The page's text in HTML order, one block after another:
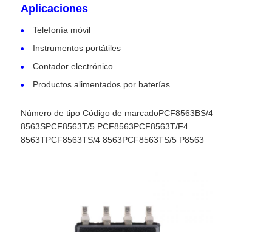
Casos de trabajo
Array de puertas programables de campo FPGA
Unidad del microcontrolador de MCU
Sistema SOC en el chip
Aplicaciones
Telefonía móvil
Instrumentos portátiles
Contador electrónico
Productos alimentados por baterías
Número de tipo Código de marcadoPCF8563BS/4
8563SPCF8563T/5 PCF8563PCF8563T/F4
8563TPCF8563TS/4 8563PCF8563TS/5 P8563